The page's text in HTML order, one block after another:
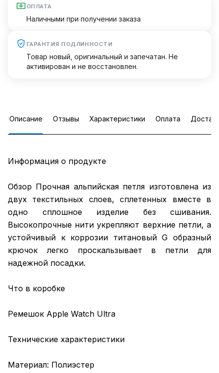
ОПЛАТА
Наличными при получении заказа
ГАРАНТИЯ ПОДЛИННОСТИ
Товар новый, оригинальный и запечатан. Не
активирован и не восстановлен.
Описание Отзывы Характеристики Оплата
Информация о продукте
Обзор Прочная альпийская петля изготовлена из
двух текстильных слоев, сплетенных вместе в
одно сплошное изделие без сшивания.
Высокопрочные нити укрепляют верхние петли, а
устойчивый к коррозии титановый G образный
крючок легко проскальзывает в петли для
надежной посадки.
Что в коробке
Ремешок Apple Watch Ultra
Технические характеристики
Материал: Полиэстер